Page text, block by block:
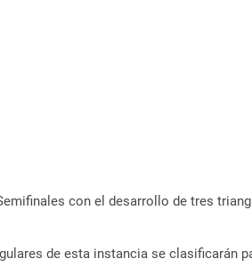
con el desarrollo de tres
de esta instancia se clasificarán